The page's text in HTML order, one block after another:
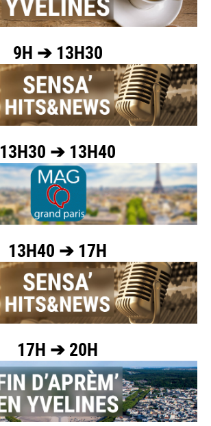
9H ➔ 13H30
13H30 ➔ 13H40
13H40 ➔ 17H
17H ➔ 20H